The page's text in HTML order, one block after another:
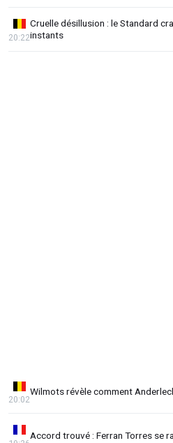
Cruelle désillusion : le Standard
instants
20:22
Wilmots révèle comment
20:02
Accord trouvé : Ferran Torres se